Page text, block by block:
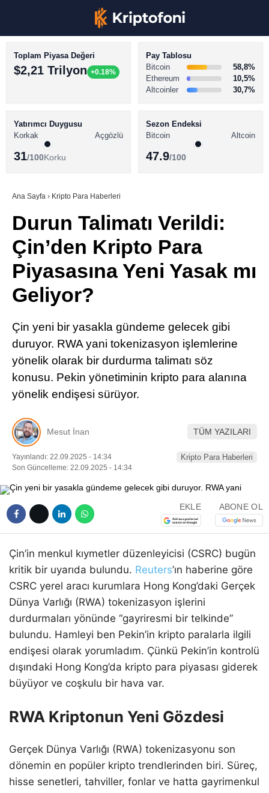
Youtube
TikTok
Telegram
BİTCOİN HABERLERİ
ALTCOİN HABERLERİ
SÖZLÜK
Toplam Piyasa Değeri
$2,21 Trilyon +0.18%
Pay Tablosu
Bitcoin
58,8%
Ethereum
10,5%
Altcoinler
30,7%
Yatırımcı Duygusu
Korkak
Açgözlü
31/100Korku
Sezon Endeksi
Bitcoin
Altcoin
47.9/100
Ana Sayfa › Kripto Para Haberleri
Durun Talimatı Verildi:
Çin’den Kripto Para
Piyasasına Yeni Yasak mı
Geliyor?
Çin yeni bir yasakla gündeme gelecek gibi
duruyor. RWA yani tokenizasyon işlemlerine
yönelik olarak bir durdurma talimatı söz
konusu. Pekin yönetiminin kripto para alanına
yönelik endişesi sürüyor.
Mesut İnan TÜM YAZILARI
Yayınlandı: 22.09.2025 - 14:34
Son Güncelleme: 22.09.2025 - 14:34
Kripto Para Haberleri
EKLE ABONE OL
Çin’in menkul kıymetler düzenleyicisi (CSRC) bugün
kritik bir uyarıda bulundu. Reuters’ın haberine göre
CSRC yerel aracı kurumlara Hong Kong’daki Gerçek
Dünya Varlığı (RWA) tokenizasyon işlerini
durdurmaları yönünde “gayriresmi bir telkinde”
bulundu. Hamleyi ben Pekin’in kripto paralarla ilgili
endişesi olarak yorumladım. Çünkü Pekin’in kontrolü
dışındaki Hong Kong’da kripto para piyasası giderek
büyüyor ve coşkulu bir hava var.
RWA Kriptonun Yeni Gözdesi
Gerçek Dünya Varlığı (RWA) tokenizasyonu son
dönemin en popüler kripto trendlerinden biri. Süreç,
hisse senetleri, tahviller, fonlar ve hatta gayrimenkul